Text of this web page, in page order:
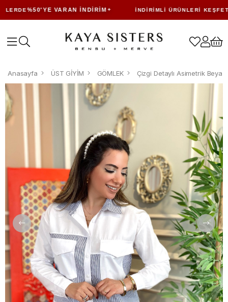
%50'YE VARAN İNDIRIM İNDIRIMLI ÜRÜNLERI KEŞFET
Anasayfa ÜST GİYİM GÖMLEK Çizgi Detaylı Asimetrik